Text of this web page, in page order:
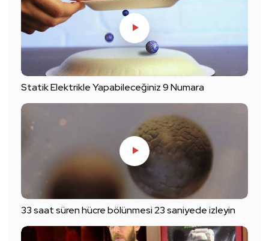
Statik Elektrikle Yapabileceğiniz 9 Numara
33 saat süren hücre bölünmesi 23 saniyede izleyin